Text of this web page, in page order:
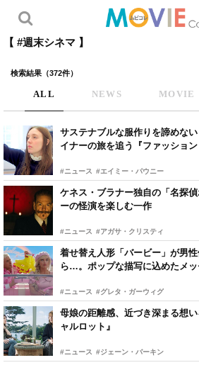
【 #週末シネマ 】
検索結果（372件）
ALL NEWS MOVIE
サステナブルな服作りを諦めな
イナーの旅を追う『ファッション
#ニュース #エイミー・パウニー
ケネス・ブラナー独自の「名探
ーの怪演を楽しむ一作
#ニュース #アガサ・クリスティ
着せ替え人形「バービー」が男
ら…。ポップな描写に込めたメ
#ニュース #グレタ・ガーウィグ
母娘の距離感、近づき深まる想
ャルロット』
#ニュース #ジェーン・バーキン